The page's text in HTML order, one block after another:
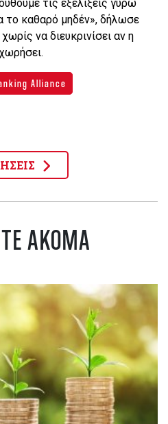
τις εξελίξεις γύρω
το καθαρό μηδέν», δήλωσε
να διευκρινίσει αν η
Alliance
ΑΚΟΜΑ